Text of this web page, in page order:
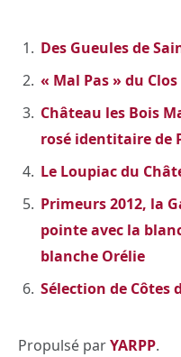
Des Gueules de
« Mal Pas » du
Château les Bois
rosé identitaire de
Le Loupiac du
Primeurs 2012, la
pointe avec la
blanche Orélie
Sélection de Côtes
Propulsé parYARPP.